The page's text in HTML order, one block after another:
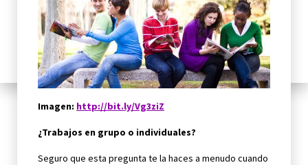
Imagen: http://bit.ly/Vg3ziZ
¿Trabajos en grupo o individuales?
Seguro que esta pregunta te la haces a menudo cuando